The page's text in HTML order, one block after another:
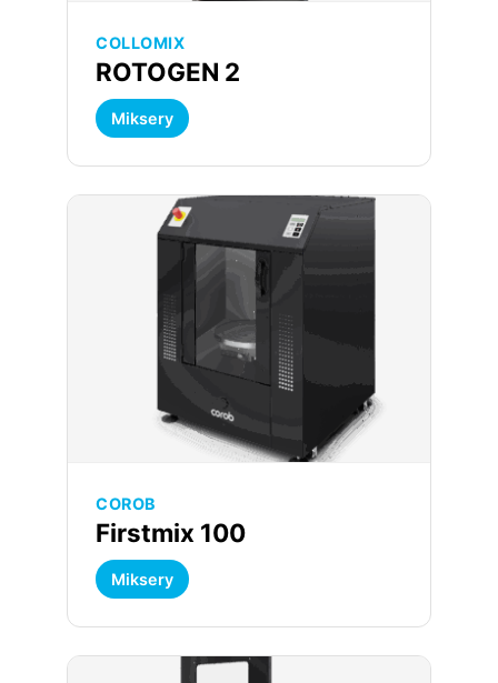
COLLOMIX
ROTOGEN 2
Miksery
COROB
Firstmix 100
Miksery